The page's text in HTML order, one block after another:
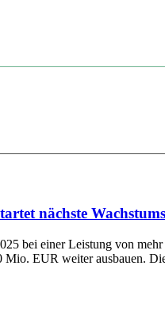
nächste
bei einer Leistung von
EUR weiter ausbauen.